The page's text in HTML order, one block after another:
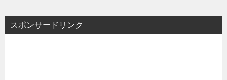
スポンサードリンク